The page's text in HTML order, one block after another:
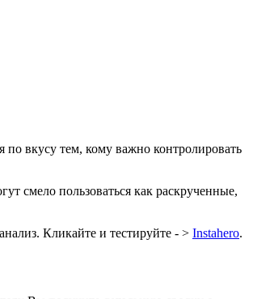
по вкусу тем, кому важно контролировать
смело пользоваться как раскрученные,
Кликайте и тестируйте - > Instahero.